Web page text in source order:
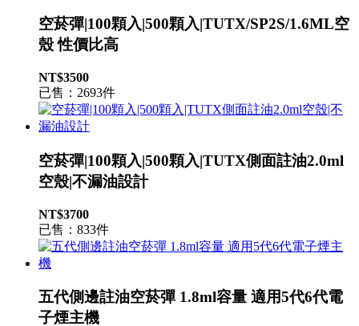
空菸彈|100顆入|500顆入|TUTX/SP2S/1.6ML空
殼 性價比高
NT$3500
已售：2693件
空菸彈|100顆入|500顆入|TUTX側面註油2.0ml
空殼|不漏油設計
NT$3700
已售：833件
五代側邊註油空菸彈 1.8ml容量 適用5代6代電
子煙主機